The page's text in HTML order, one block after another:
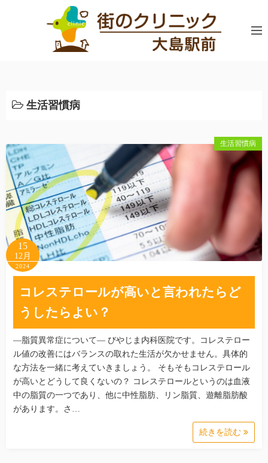
プ
生活習慣病
生活習慣病
15
12月
2024
コレステロールが高いと言われたらど
うしたらよい？
―脂質異常症について― びやじま内科医院です。コレステロー
ル値の改善にはバランスの取れた生活が欠かせません。具体的
な方法を一緒に考えていきましょう。 そもそもコレステロール
が高いとどうして良くないの？ コレステロールというのは血液
中の脂質の一つであり、他に中性脂肪、リン脂質、遊離脂肪酸
があります。さ…
続きを読む